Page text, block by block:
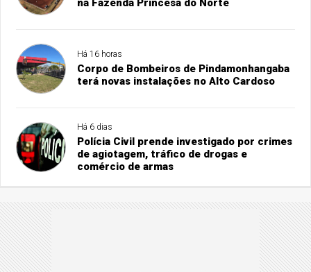
na Fazenda Princesa do Norte
Há 16 horas
Corpo de Bombeiros de Pindamonhangaba
terá novas instalações no Alto Cardoso
Há 6 dias
Polícia Civil prende investigado por crimes
de agiotagem, tráfico de drogas e
comércio de armas